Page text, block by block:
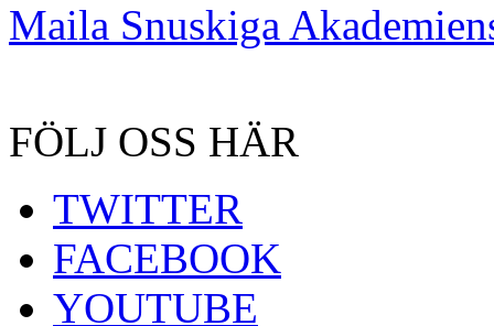
Maila Snuskiga
FÖLJ OSS HÄR
TWITTER
FACEBOOK
YOUTUBE